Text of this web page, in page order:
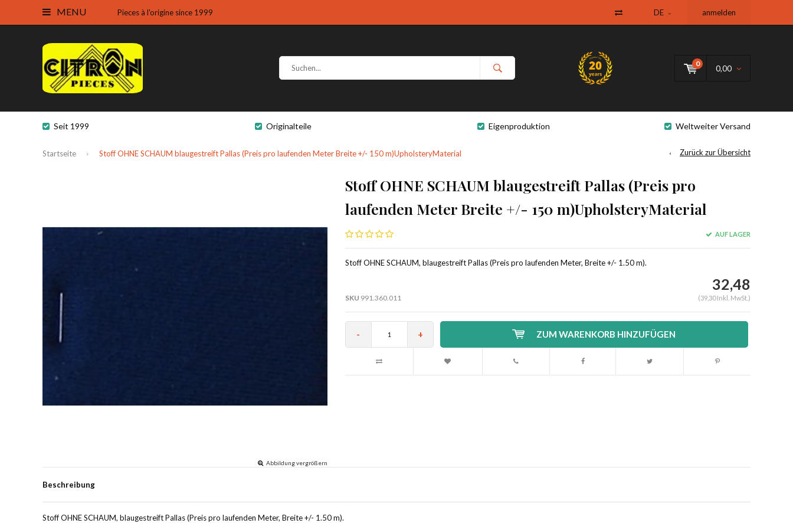
MENU Pieces à l'origine since 1999 DE anmelden
0
0,00
Seit 1999 Originalteile Eigenproduktion Weltweiter Versand
Startseite Stoff OHNE SCHAUM blaugestreift Pallas (Preis pro laufenden Meter Breite +/- 150 m)UpholsteryMaterial Zurück zur Übersicht
Abbildung vergrößern
Stoff OHNE SCHAUM blaugestreift Pallas (Preis pro
laufenden Meter Breite +/- 150 m)UpholsteryMaterial
AUF LAGER
Stoff OHNE SCHAUM, blaugestreift Pallas (Preis pro laufenden Meter, Breite +/- 1.50 m).
SKU 991.360.011
32,48
(39,30 Inkl. MwSt.)
- + ZUM WARENKORB HINZUFÜGEN
Beschreibung
Stoff OHNE SCHAUM, blaugestreift Pallas (Preis pro laufenden Meter, Breite +/- 1.50 m).